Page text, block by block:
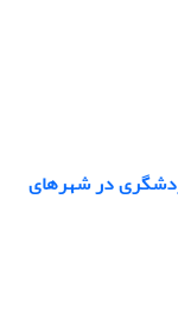
در شهر‌های